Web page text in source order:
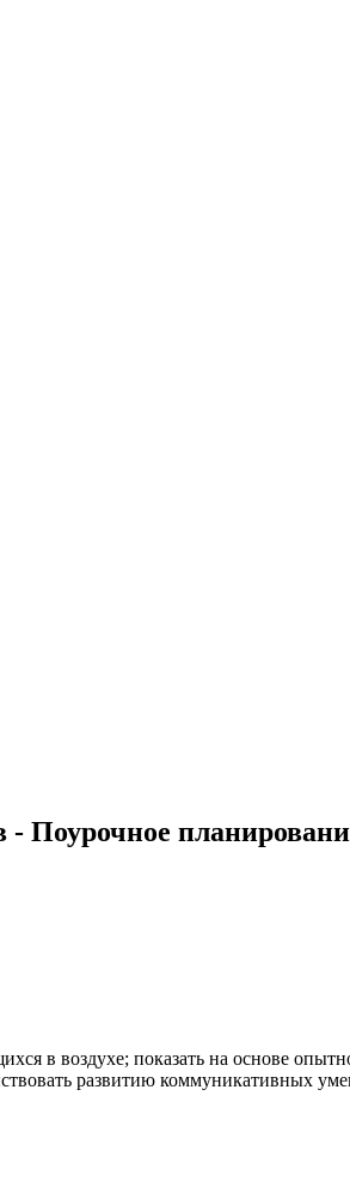
Поурочное
в воздухе; показать на основе
развитию коммуникативных